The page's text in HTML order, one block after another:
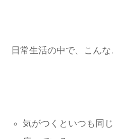
日常生活の中で、こん
気がつくといつも同